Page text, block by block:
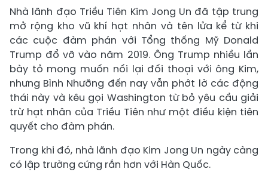
Nhà lãnh đạo Triều Tiên Kim Jong Un đã tập trung
mở rộng kho vũ khí hạt nhân và tên lửa kể từ khi
các cuộc đàm phán với Tổng thống Mỹ Donald
Trump đổ vỡ vào năm 2019. Ông Trump nhiều lần
bày tỏ mong muốn nối lại đối thoại với ông Kim,
nhưng Bình Nhưỡng đến nay vẫn phớt lờ các động
thái này và kêu gọi Washington từ bỏ yêu cầu giải
trừ hạt nhân của Triều Tiên như một điều kiện tiên
quyết cho đàm phán.
Trong khi đó, nhà lãnh đạo Kim Jong Un ngày càng
có lập trường cứng rắn hơn với Hàn Quốc.